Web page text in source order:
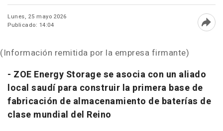
Lunes, 25 mayo 2026
Publicado: 14:04
(Información remitida por la empresa firmante)
- ZOE Energy Storage se asocia con un aliado
local saudí para construir la primera base de
fabricación de almacenamiento de baterías de
clase mundial del Reino